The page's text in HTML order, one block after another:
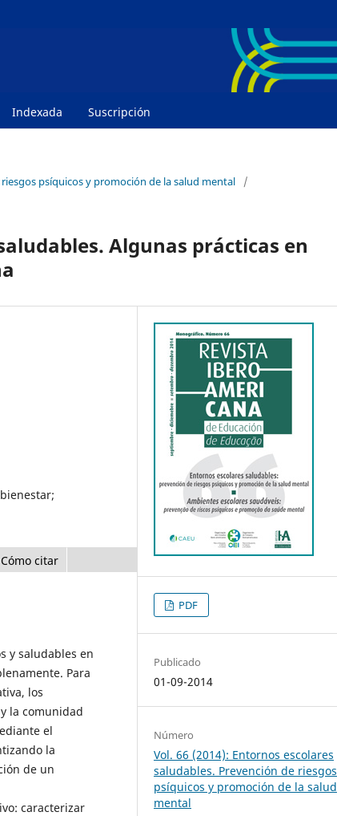
Indexada Suscripción
psíquicos y promoción de la salud mental
/
Algunas prácticas en
Cómo citar
y saludables en
Para
los
la comunidad
el
la
de un
caracterizar
PDF
Publicado
01-09-2014
Número
Vol. 66 (2014): Entornos escolares
saludables. Prevención de riesgos
psíquicos y promoción de la salud
mental